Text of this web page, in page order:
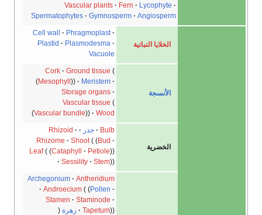
Vascular plants
Fern
Spermatophytes
Gymnosperm Angiosperm
Cell wall
Phragmoplast
Plastid
Plasmodesma
Cork
Ground tissue
Mesophyll
Storage organs
Vascular tissue
Vascular bundle
Rhizoid
Rhizome
Shoot
Leaf
Cataphyll
Petiole
Sessility
Archegonium
Antheridium
Androecium
Stamen
زهرة